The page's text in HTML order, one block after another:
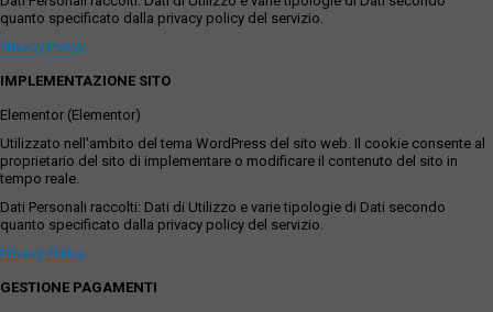
quanto specificato dalla privacy policy del servizio.
Privacy Policy
IMPLEMENTAZIONE SITO
Elementor (Elementor)
Utilizzato nell'ambito del tema WordPress del sito web. Il cookie consente al
proprietario del sito di implementare o modificare il contenuto del sito in
tempo reale.
Dati Personali raccolti: Dati di Utilizzo e varie tipologie di Dati secondo
quanto specificato dalla privacy policy del servizio.
Privacy Policy
GESTIONE PAGAMENTI